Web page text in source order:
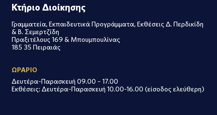
Κτήριο Διοίκησης
Γραμματεία, Εκπαιδευτικά Προγράμματα, Εκθέσεις Δ. Περδικίδη
& Β. Σεμερτζίδη
Πραξιτέλους 169 & Μπουμπουλίνας
185 35 Πειραιάς
ΩΡΑΡΙΟ
Δευτέρα-Παρασκευή 09.00 – 17.00
Εκθέσεις: Δευτέρα-Παρασκευή 10.00-16.00 (είσοδος ελεύθερη)